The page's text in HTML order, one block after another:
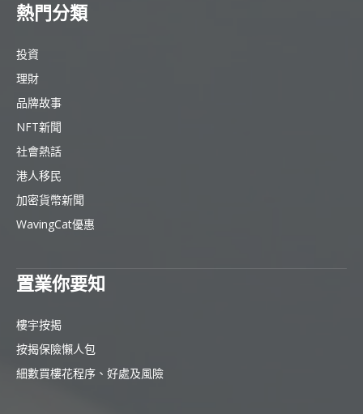
熱門分類
投資
理財
品牌故事
NFT新聞
社會熱話
港人移民
加密貨幣新聞
WavingCat優惠
置業你要知
樓宇按揭
按揭保險懶人包
細數買樓花程序、好處及風險